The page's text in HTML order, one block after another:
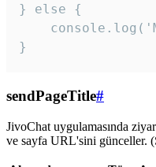
} else {
}
sendPageTitle#
JivoChat uygulamasında
ve sayfa URL'sini günceller.